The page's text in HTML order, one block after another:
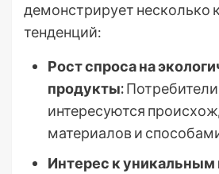
демонстрирует несколько
тенденций:
Рост спроса на
продукты:
интересуются
материалов и
Интерес к уникальным